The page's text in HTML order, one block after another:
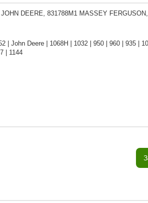
DEERE, 831788M1 MASSEY
| John Deere | 1068H | 1032 | 950 | 960 | 935 |
| 1144